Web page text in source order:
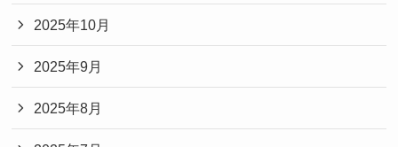
2025年10月
2025年9月
2025年8月